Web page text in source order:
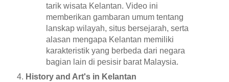
tarik wisata Kelantan. Video ini
memberikan gambaran umum tentang
lanskap wilayah, situs bersejarah, serta
alasan mengapa Kelantan memiliki
karakteristik yang berbeda dari negara
bagian lain di pesisir barat Malaysia.
History and Art's in Kelantan